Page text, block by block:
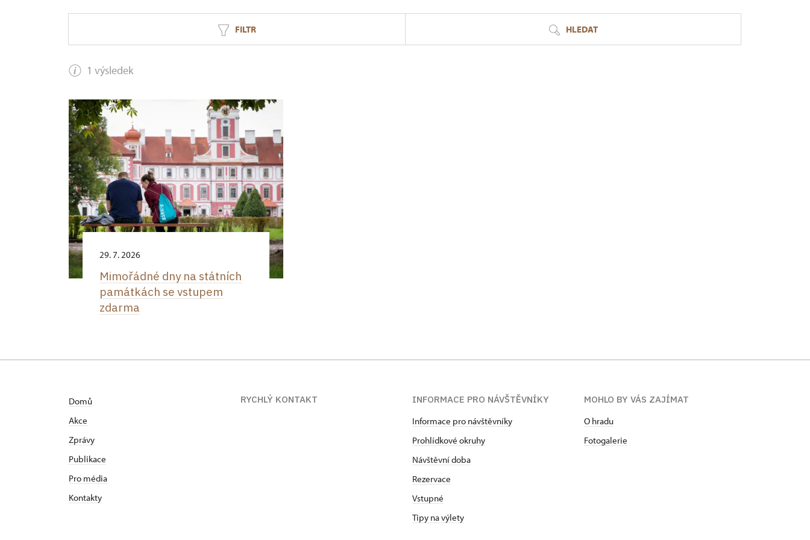
FILTR HLEDAT
1 výsledek
29. 7. 2026
Mimořádné dny na státních
památkách se vstupem
zdarma
Domů
Akce
Zprávy
Publikace
Pro média
Kontakty
RYCHLÝ KONTAKT
INFORMACE PRO NÁVŠTĚVNÍKY
Informace pro návštěvníky
Prohlídkové okruhy
Návštěvní doba
Rezervace
Vstupné
Tipy na výlety
MOHLO BY VÁS ZAJÍMAT
O hradu
Fotogalerie